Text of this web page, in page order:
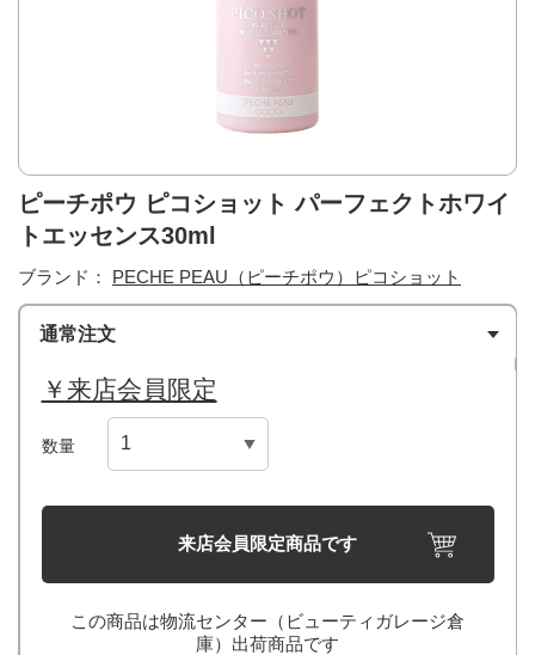
ピーチポウ ピコショット パーフェクトホワイ
トエッセンス30ml
ブランド： PECHE PEAU（ピーチポウ）ピコショット
通常注文
￥来店会員限定
数量
来店会員限定商品です
この商品は物流センター（ビューティガレージ倉
庫）出荷商品です